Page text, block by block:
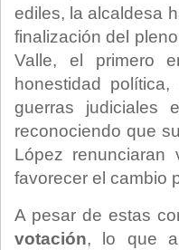
ediles, la alcaldesa
finalización del
Valle, el primero
honestidad
guerras judiciales
reconociendo que
López renunciaran
favorecer el cambio
A pesar de estas
votación, lo que a